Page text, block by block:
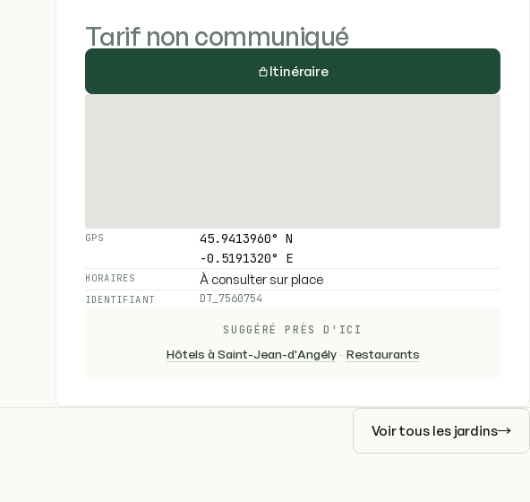
Tarif non communiqué
Itinéraire
GPS
45.9413960° N
-0.5191320° E
HORAIRES À consulter sur place
IDENTIFIANT DT_7560754
SUGGÉRÉ PRÈS D'ICI
Hôtels à Saint-Jean-d'Angély -Restaurants
Voir tous les jardins